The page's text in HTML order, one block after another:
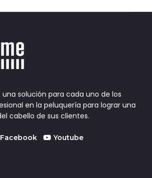
una solución para cada uno de los
en la peluquería para lograr una
cabello de sus clientes.
Youtube